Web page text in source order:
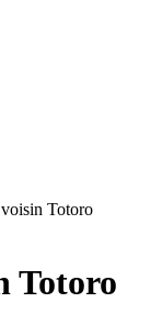
Totoro
Totoro